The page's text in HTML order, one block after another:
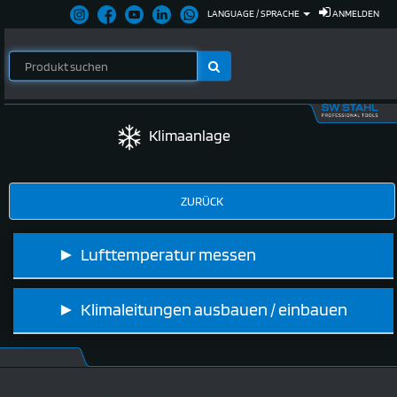
ANMELDEN
LANGUAGE / SPRACHE
Klimaanlage
► Lufttemperatur messen
► Klimaleitungen ausbauen / einbauen